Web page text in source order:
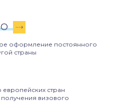
оформление постоянного
страны
европейских стран
визового